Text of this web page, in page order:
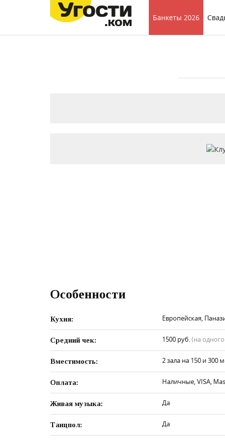
Банкеты 2026
Особенности
Кухня: Европейская,
Средний чек: 1500 руб.(на
Вместимость: 2 зала на 150 и 300
Оплата: Наличные, VISA,
Живая музыка: Да
Танцпол: Да